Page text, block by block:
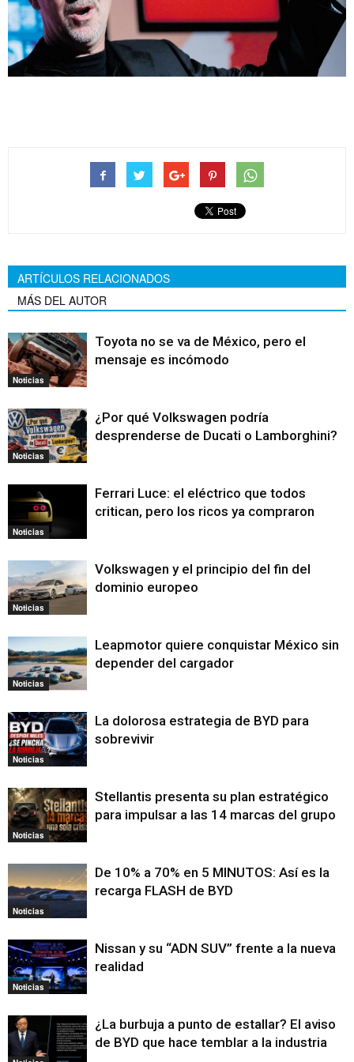
ARTÍCULOS RELACIONADOS
MÁS DEL AUTOR
Noticias
Toyota no se va de México, pero el
mensaje es incómodo
Noticias
¿Por qué Volkswagen podría
desprenderse de Ducati o Lamborghini?
Noticias
Ferrari Luce: el eléctrico que todos
critican, pero los ricos ya compraron
Noticias
Volkswagen y el principio del fin del
dominio europeo
Noticias
Leapmotor quiere conquistar México sin
depender del cargador
Noticias
La dolorosa estrategia de BYD para
sobrevivir
Noticias
Stellantis presenta su plan estratégico
para impulsar a las 14 marcas del grupo
Noticias
De 10% a 70% en 5 MINUTOS: Así es la
recarga FLASH de BYD
Noticias
Nissan y su “ADN SUV” frente a la nueva
realidad
¿La burbuja a punto de estallar? El aviso
de BYD que hace temblar a la industria